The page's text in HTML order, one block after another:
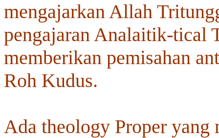
mengajarkan Allah
pengajaran Analaitik-tical
memberikan pemisahan
Roh Kudus.
Ada theology Proper yang